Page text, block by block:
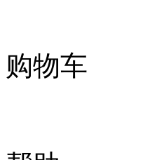
购物车